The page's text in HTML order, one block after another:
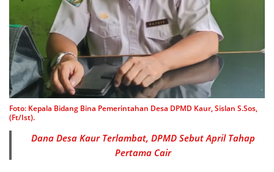
Foto: Kepala Bidang Bina Pemerintahan Desa DPMD Kaur, Sislan S.Sos,
(Ft/Ist).
Dana Desa Kaur Terlambat, DPMD Sebut April Tahap
Pertama Cair